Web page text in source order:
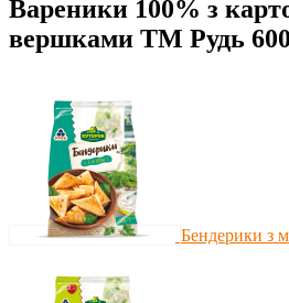
Вареники 100% з
вершками ТМ Рудь
Бендерики з